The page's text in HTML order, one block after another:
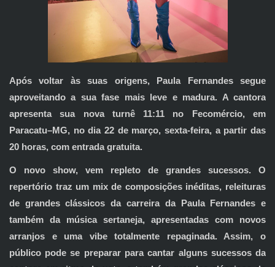
Após voltar às suas origens, Paula Fernandes segue
aproveitando a sua fase mais leve e madura. A cantora
apresenta sua nova turnê 11:11 no Fecomércio, em
Paracatu–MG, no dia 22 de março, sexta-feira, a partir das
20 horas, com entrada gratuita.
O novo show, vem repleto de grandes sucessos. O
repertório traz um mix de composições inéditas, releituras
de grandes clássicos da carreira da Paula Fernandes e
também da música sertaneja, apresentadas com novos
arranjos e uma vibe totalmente repaginada. Assim, o
público pode se preparar para cantar alguns sucessos da